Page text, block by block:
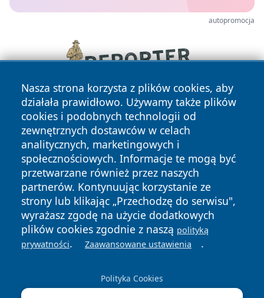
autopromocja
Nasza strona korzysta z plików cookies, aby
działała prawidłowo. Używamy także plików
cookies i podobnych technologii od
zewnętrznych dostawców w celach
analitycznych, marketingowych i
społecznościowych. Informacje te mogą być
przetwarzane również przez naszych
partnerów. Kontynuując korzystanie ze
strony lub klikając „Przechodzę do serwisu",
wyrażasz zgodę na użycie dodatkowych
plików cookies zgodnie z naszą polityką
prywatności. Zaawansowane ustawienia .
Polityka Cookies
Copyright © 2026 tomaszowonline.pl Wszystkie prawa
zastrzeżone.
News Autorzy
Polityka
Prywatności
Polityka
Cookies